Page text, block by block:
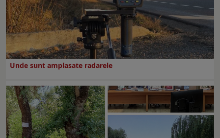
Unde sunt amplasate radarele